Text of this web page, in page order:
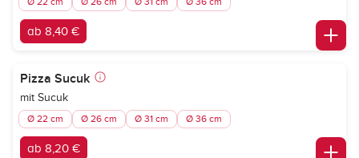
ab 8,40 €
Pizza Sucuk
mit Sucuk
Ø 22 cm Ø 26 cm Ø 31 cm Ø 36 cm
ab 8,20 €